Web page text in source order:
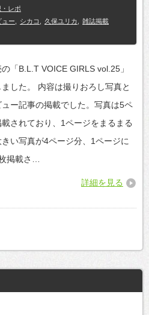
レポ
ュー シカコ 久保ユリカ
雑誌掲載
「B.L.T VOICE GIRLS vol.25」
した。 内容は撮りおろし写真と
ュー記事の掲載でした。写真は5ペ
されており、1ページをまるまる
い写真が4ページ分、1ページに
掲載さ…
詳細を見る